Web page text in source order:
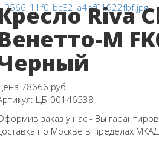
Riva
M
78666 руб
ЦБ-00146538
заказ у нас - Вы
по Москве в пределах